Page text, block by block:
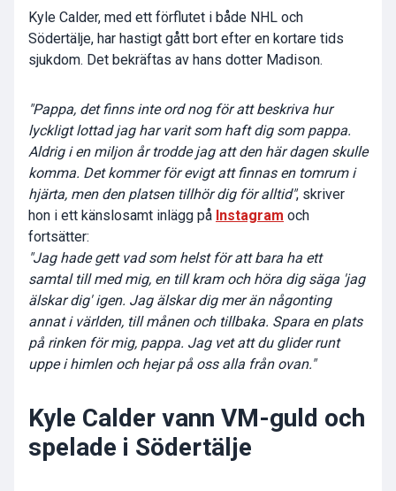
Kyle Calder, med ett förflutet i både NHL och
Södertälje, har hastigt gått bort efter en kortare tids
sjukdom. Det bekräftas av hans dotter Madison.
"Pappa, det finns inte ord nog för att beskriva hur
lyckligt lottad jag har varit som haft dig som pappa.
Aldrig i en miljon år trodde jag att den här dagen skulle
komma. Det kommer för evigt att finnas en tomrum i
hjärta, men den platsen tillhör dig för alltid", skriver
hon i ett känslosamt inlägg på Instagram och
fortsätter:
"Jag hade gett vad som helst för att bara ha ett
samtal till med mig, en till kram och höra dig säga 'jag
älskar dig' igen. Jag älskar dig mer än någonting
annat i världen, till månen och tillbaka. Spara en plats
på rinken för mig, pappa. Jag vet att du glider runt
uppe i himlen och hejar på oss alla från ovan."
Kyle Calder vann VM-guld och
spelade i Södertälje